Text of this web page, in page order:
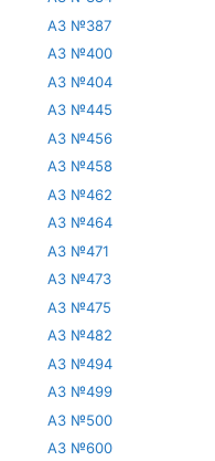
АЗ №387
АЗ №400
АЗ №404
АЗ №445
АЗ №456
АЗ №458
АЗ №462
АЗ №464
АЗ №471
АЗ №473
АЗ №475
АЗ №482
АЗ №494
АЗ №499
АЗ №500
АЗ №600